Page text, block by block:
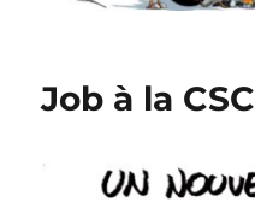
Job à la CSC